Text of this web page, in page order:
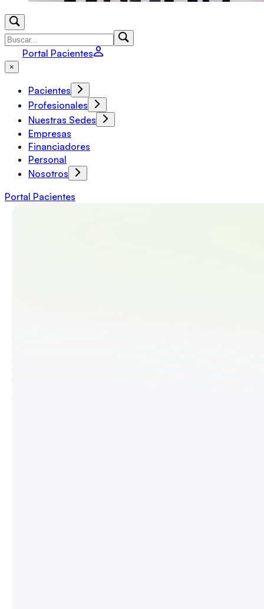
Portal Pacientes
×
Pacientes
Profesionales
Nuestras Sedes
Empresas
Financiadores
Personal
Nosotros
Portal Pacientes